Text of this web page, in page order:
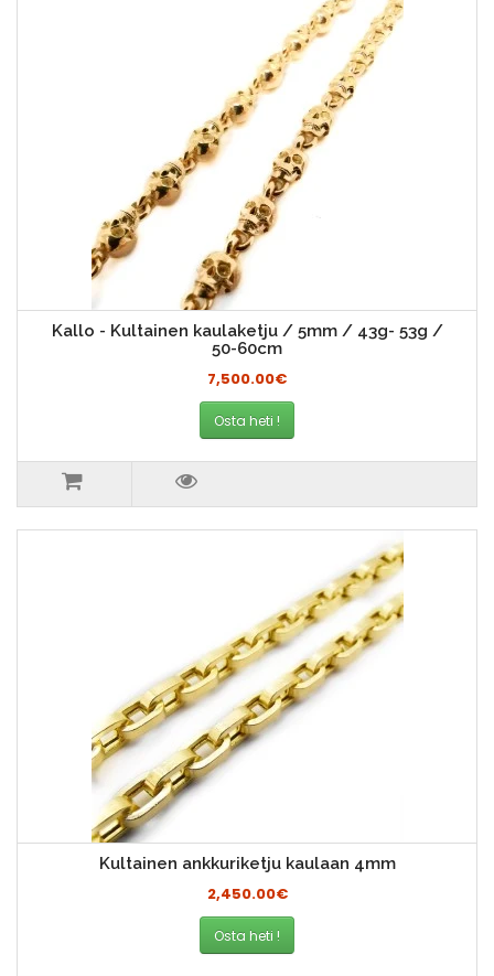
Kallo - Kultainen kaulaketju / 5mm / 43g- 53g /
50-60cm
7,500.00€
Osta heti !
Kultainen ankkuriketju kaulaan 4mm
2,450.00€
Osta heti !